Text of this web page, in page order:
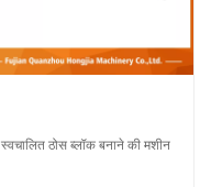
स्वचालित ठोस ब्लॉक बनाने की मशीन